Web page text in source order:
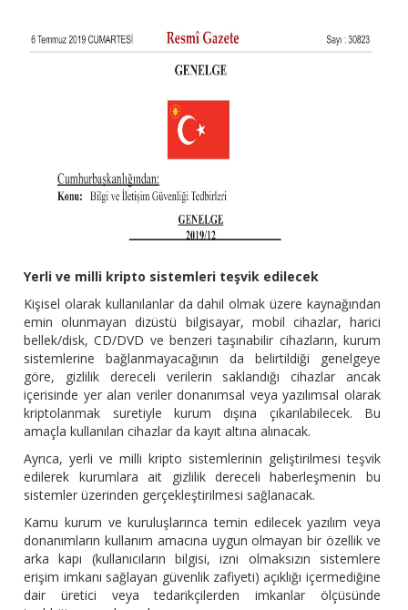
Yerli ve milli kripto sistemleri teşvik edilecek
Kişisel olarak kullanılanlar da dahil olmak üzere kaynağından
emin olunmayan dizüstü bilgisayar, mobil cihazlar, harici
bellek/disk, CD/DVD ve benzeri taşınabilir cihazların, kurum
sistemlerine bağlanmayacağının da belirtildiği genelgeye
göre, gizlilik dereceli verilerin saklandığı cihazlar ancak
içerisinde yer alan veriler donanımsal veya yazılımsal olarak
kriptolanmak suretiyle kurum dışına çıkarılabilecek. Bu
amaçla kullanılan cihazlar da kayıt altına alınacak.
Ayrıca, yerli ve milli kripto sistemlerinin geliştirilmesi teşvik
edilerek kurumlara ait gizlilik dereceli haberleşmenin bu
sistemler üzerinden gerçekleştirilmesi sağlanacak.
Kamu kurum ve kuruluşlarınca temin edilecek yazılım veya
donanımların kullanım amacına uygun olmayan bir özellik ve
arka kapı (kullanıcıların bilgisi, izni olmaksızın sistemlere
erişim imkanı sağlayan güvenlik zafiyeti) açıklığı içermediğine
dair üretici veya tedarikçilerden imkanlar ölçüsünde